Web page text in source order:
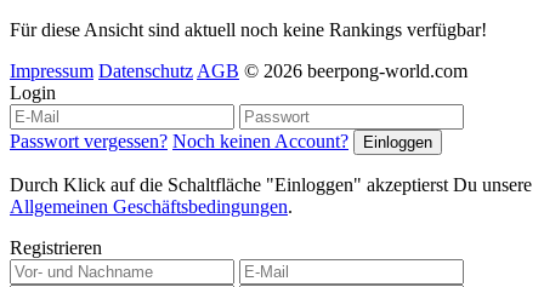
Für diese Ansicht sind aktuell noch keine Rankings verfügbar!
Impressum Datenschutz AGB © 2026 beerpong-world.com
Login
Passwort vergessen? Noch keinen Account?
Durch Klick auf die Schaltfläche "Einloggen" akzeptierst Du unsere
Allgemeinen Geschäftsbedingungen.
Registrieren